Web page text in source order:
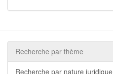
Recherche par thème
Recherche par nature juridique